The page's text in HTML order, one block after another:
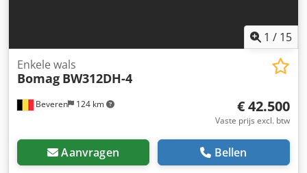
1 / 15
Beveren 124 km
Enkele wals
Bomag BW312DH-4
€ 42.500
Vaste prijs excl. btw
Aanvragen Bellen